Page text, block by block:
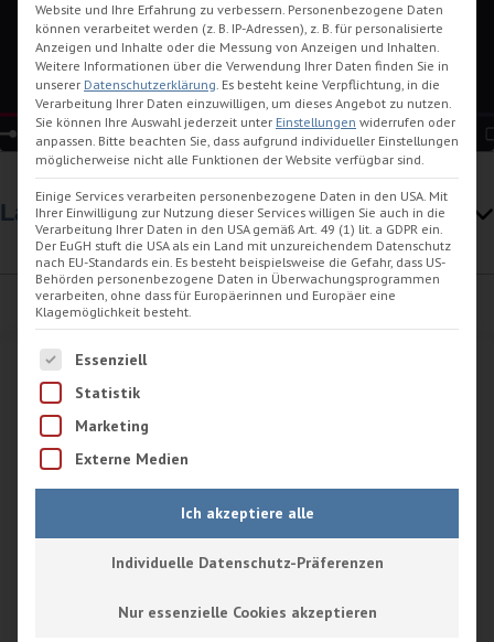
Erforderlichen Service akzeptieren und
Inhalte entsperren
Lage
Kontaktdaten
Schreiben Sie uns
Ab85,00 €buchen
Website und Ihre Erfahrung zu verbessern. Personenbezogene Daten
können verarbeitet werden (z. B. IP-Adressen), z. B. für personalisierte
Anzeigen und Inhalte oder die Messung von Anzeigen und Inhalten.
Weitere Informationen über die Verwendung Ihrer Daten finden Sie in
unserer Datenschutzerklärung. Es besteht keine Verpflichtung, in die
Verarbeitung Ihrer Daten einzuwilligen, um dieses Angebot zu nutzen.
Sie können Ihre Auswahl jederzeit unter Einstellungen widerrufen oder
anpassen. Bitte beachten Sie, dass aufgrund individueller Einstellungen
möglicherweise nicht alle Funktionen der Website verfügbar sind.
Einige Services verarbeiten personenbezogene Daten in den USA. Mit
Ihrer Einwilligung zur Nutzung dieser Services willigen Sie auch in die
Verarbeitung Ihrer Daten in den USA gemäß Art. 49 (1) lit. a GDPR ein.
Der EuGH stuft die USA als ein Land mit unzureichendem Datenschutz
nach EU-Standards ein. Es besteht beispielsweise die Gefahr, dass US-
Behörden personenbezogene Daten in Überwachungsprogrammen
verarbeiten, ohne dass für Europäerinnen und Europäer eine
Klagemöglichkeit besteht.
Es folgt eine Liste der Service-Gruppen, für die eine
Essenziell
Statistik
Marketing
Externe Medien
Ich akzeptiere alle
Individuelle Datenschutz-Präferenzen
Nur essenzielle Cookies akzeptieren